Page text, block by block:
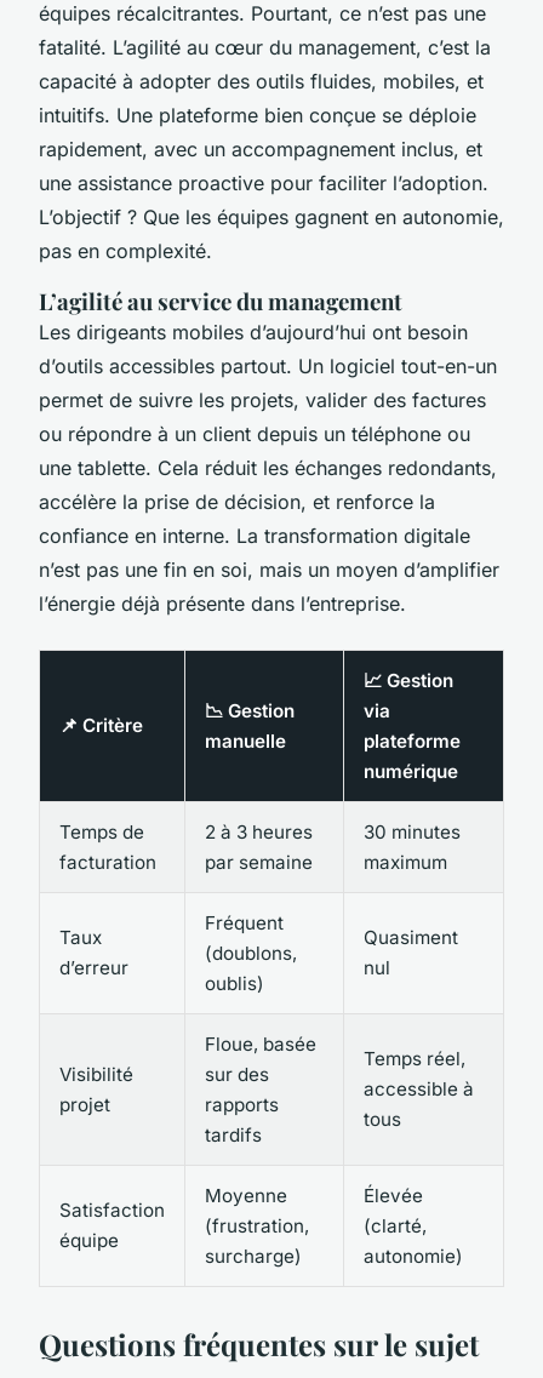
équipes récalcitrantes. Pourtant, ce n’est pas une
fatalité. L’agilité au cœur du management, c’est la
capacité à adopter des outils fluides, mobiles, et
intuitifs. Une plateforme bien conçue se déploie
rapidement, avec un accompagnement inclus, et
une assistance proactive pour faciliter l’adoption.
L’objectif ? Que les équipes gagnent en autonomie,
pas en complexité.
L’agilité au service du management
Les dirigeants mobiles d’aujourd’hui ont besoin
d’outils accessibles partout. Un logiciel tout-en-un
permet de suivre les projets, valider des factures
ou répondre à un client depuis un téléphone ou
une tablette. Cela réduit les échanges redondants,
accélère la prise de décision, et renforce la
confiance en interne. La transformation digitale
n’est pas une fin en soi, mais un moyen d’amplifier
l’énergie déjà présente dans l’entreprise.
📌 Critère
📉 Gestion
manuelle
📈 Gestion
via
plateforme
numérique
Temps de
facturation
2 à 3 heures
par semaine
30 minutes
maximum
Taux
d’erreur
Fréquent
(doublons,
oublis)
Quasiment
nul
Visibilité
projet
Floue, basée
sur des
rapports
tardifs
Temps réel,
accessible à
tous
Satisfaction
équipe
Moyenne
(frustration,
surcharge)
Élevée
(clarté,
autonomie)
Questions fréquentes sur le sujet